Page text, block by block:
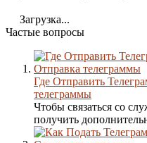
Загрузка...
Частые вопросы
Где Отправить
телеграммы
Чтобы связаться со
получить